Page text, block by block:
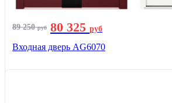
89 250руб 80 325 руб
Входная дверь AG6070